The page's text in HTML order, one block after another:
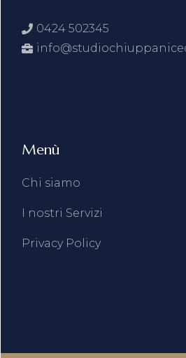
0424 502345
Menù
Chi siamo
I nostri Servizi
Privacy Policy